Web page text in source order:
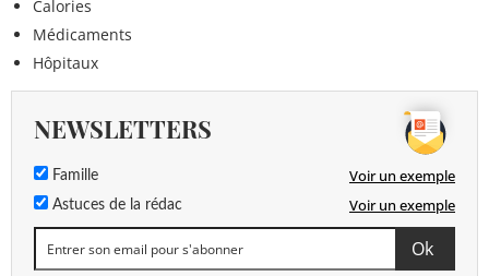
Calories
Médicaments
Hôpitaux
NEWSLETTERS
Famille Voir un exemple
Astuces de la rédac Voir un exemple